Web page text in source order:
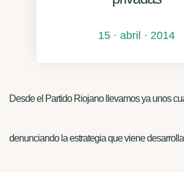
15 · abril · 2014
Desde el Partido Riojano llevamos ya unos
denunciando la estrategia que viene